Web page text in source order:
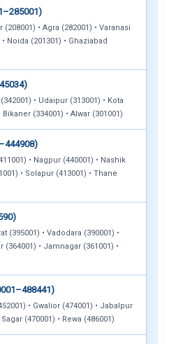
• Agra (282001) • Varanasi
Noida (201301) • Ghaziabad
• Udaipur (313001) • Kota
(334001) • Alwar (301001)
• Nagpur (440001) • Nashik
• Solapur (413001) • Thane
(395001) • Vadodara (390001) •
(364001) • Jamnagar (361001) •
• Gwalior (474001) • Jabalpur
(470001) • Rewa (486001)